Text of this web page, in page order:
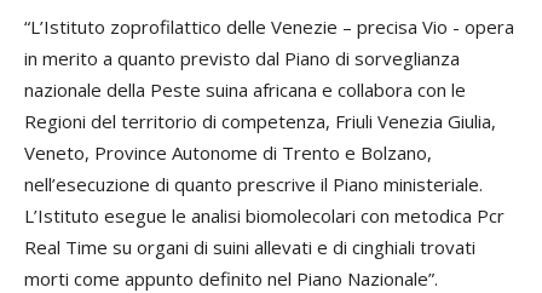
“L’Istituto zoprofilattico delle Venezie – precisa Vio - opera
in merito a quanto previsto dal Piano di sorveglianza
nazionale della Peste suina africana e collabora con le
Regioni del territorio di competenza, Friuli Venezia Giulia,
Veneto, Province Autonome di Trento e Bolzano,
nell’esecuzione di quanto prescrive il Piano ministeriale.
L’Istituto esegue le analisi biomolecolari con metodica Pcr
Real Time su organi di suini allevati e di cinghiali trovati
morti come appunto definito nel Piano Nazionale”.